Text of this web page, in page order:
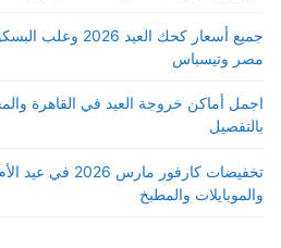
جميع أسعار كحك
مصر وتيسباس
بالتفصيل
تخفيضات كارفور
والموبايلات والمطبخ